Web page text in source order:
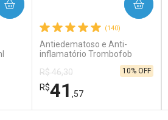
(140)
Antiedematoso e Anti-
inflamatório Trombofob
R$ 46,30
R$41 ,57
10% OFF
COMPRAR